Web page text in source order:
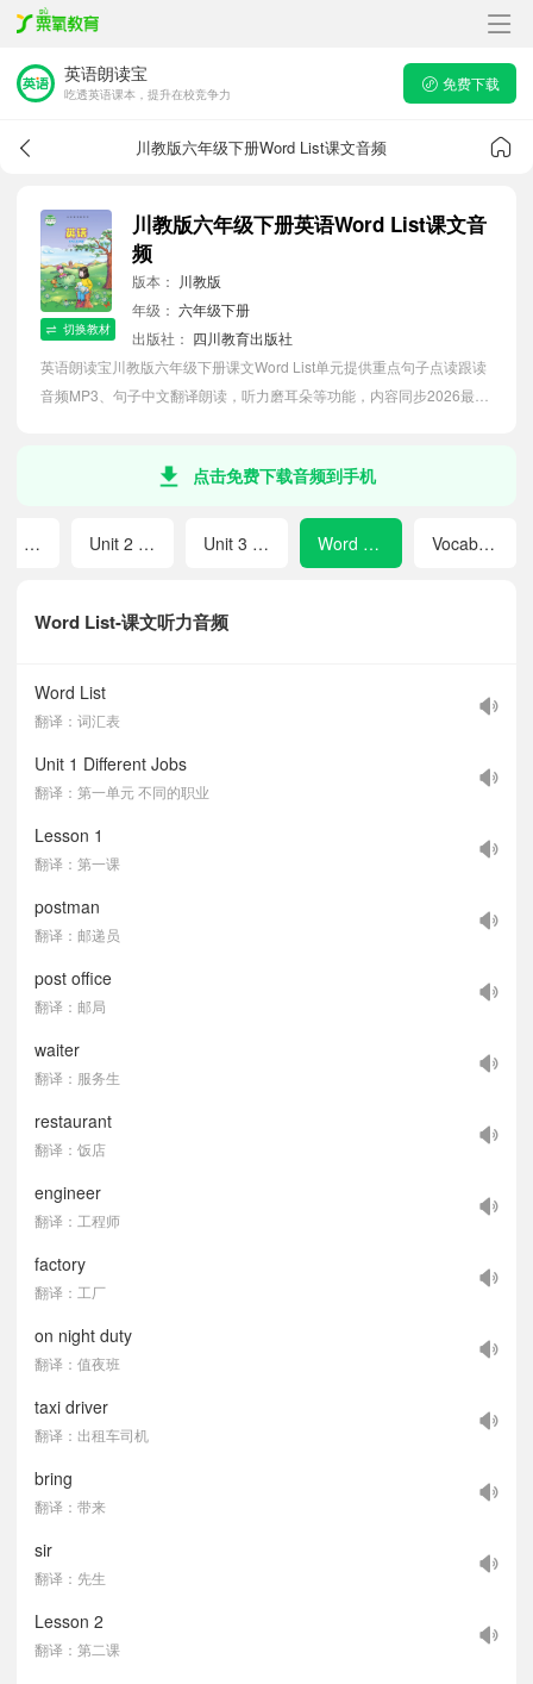
英语朗读宝
吃透英语课本，提升在校竞争力
免费下载
川教版六年级下册Word List课文音频
切换教材
川教版六年级下册英语Word List课文音
频
版本： 川教版
年级： 六年级下册
出版社： 四川教育出版社
英语朗读宝川教版六年级下册课文Word List单元提供重点句子点读跟读
音频MP3、句子中文翻译朗读，听力磨耳朵等功能，内容同步2026最新
点击免费下载音频到手机
Word List-课文听力音频
Word List
翻译：词汇表
Unit 1 Different Jobs
翻译：第一单元 不同的职业
Lesson 1
翻译：第一课
postman
翻译：邮递员
post office
翻译：邮局
waiter
翻译：服务生
restaurant
翻译：饭店
engineer
翻译：工程师
factory
翻译：工厂
on night duty
翻译：值夜班
taxi driver
翻译：出租车司机
bring
翻译：带来
sir
翻译：先生
Lesson 2
翻译：第二课
Unit 1 Different Jobs Unit 2 Colourful Life Unit 3 Magic World Word List Vocabulary